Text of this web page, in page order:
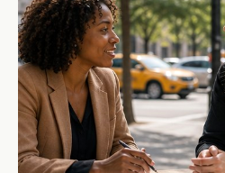
計画・優先順位・リソ
予算管理、長期計画、優先順位
調整を、判断できる材料にします